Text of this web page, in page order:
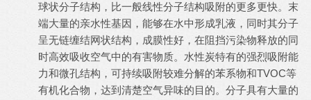
球状分子结构，比一般线性分子结构吸附的更多更快。末
端大量的亲水性基因，能够在水中形成乳液，同时其分子
呈无链缠结网状结构，成膜性好，在阻挡污染物释放的同
时高效吸收空气中的有害物质。水性炭特有的强烈吸附能
力和微孔结构，可持续吸附较难分解的苯系物和TVOC等
有机化合物，达到清楚空气异味的目的。分子具有大量的